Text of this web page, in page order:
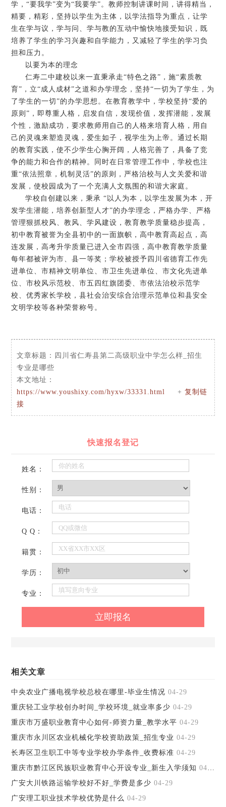
学，“要我学”变为“我要学”。教师控制讲课时间，讲得精当，
精要，精彩，坚持以学生为主体，以学法指导为重点，让学
生在学与议，学与问、学与教的互动中愉快地接受知识，既
培养了学生的学习兴趣和自学能力，又减轻了学生的学习负
担和压力。
以要为本的理念
仁寿二中建校以来一直秉承走“特色之路”，施“素质教
育”，立“成人成材”之道和办学理念，坚持“一切为了学生，为
了学生的一切”的办学思想。在教育教学中，学校坚持“爱的
原则”，即尊重人格，启发自信，发现价值，发挥潜能，发展
个性，激励成功，要求教师用自己的人格来培育人格，用自
己的灵魂来塑造灵魂，爱生如子，视学生为上帝。通过长期
的教育实践，使不少学生心胸开阔，人格完善了，具备了竞
争的能力和合作的精神。同时在日常管理工作中，学校也注
重“依法照章，机制灵活”的原则，严格治校与人文关爱和谐
发展，使校园成为了一个充满人文氛围的和谐大家庭。
学校自创建以来，秉承 “以人为本，以学生发展为本，开
发学生潜能，培养创新型人才”的办学理念，严格办学、严格
管理狠抓校风、教风、学风建设，教育教学质量稳步提高，
初中教育被誉为全县初中的一面旗帜，高中教育高起点，高
连发展，高考升学质量已进入全市四强，高中教育教学质量
每年都被评为市、县一等奖；学校被授予四川省德育工作先
进单位、市精神文明单位、市卫生先进单位、市文化先进单
位、市校风示范校、市五四红旗团委、市依法治校示范学
校、优秀家长学校，县社会治安综合治理示范单位和县安全
文明学校等各种荣誉称号。
文章标题： 四川省仁寿县第二高级职业中学怎么样_招生
专业是哪些
本文地址：
https://www.youshixy.com/hyxw/33331.html
+复制链
接
快速报名登记
姓名：
性别：
电话：
Q Q：
籍贯：
学历：
专业：
相关文章
中央农业广播电视学校总校在哪里-毕业生情况 04-29
重庆轻工业学校创办时间_学校环境_就业率多少 04-29
重庆市万盛职业教育中心如何-师资力量_教学水平 04-29
重庆市永川区农业机械化学校资助政策_招生专业 04-29
长寿区卫生职工中等专业学校办学条件_收费标准 04-29
重庆市黔江区民族职业教育中心开设专业_新生入学须知 04-29
广安大川铁路运输学校好不好_学费是多少 04-29
广安理工职业技术学校优势是什么 04-29